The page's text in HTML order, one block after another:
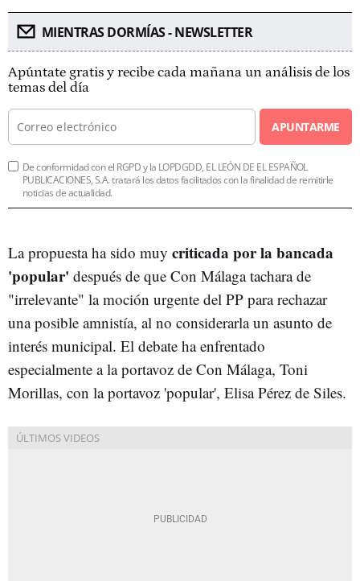
MIENTRAS DORMÍAS - NEWSLETTER
Apúntate gratis y recibe cada mañana un análisis de los
temas del día
APUNTARME
De conformidad con el RGPD y la LOPDGDD, EL LEÓN DE EL ESPAÑOL
PUBLICACIONES, S.A. tratará los datos facilitados con la finalidad de remitirle
noticias de actualidad.
La propuesta ha sido muy criticada por la bancada
'popular' después de que Con Málaga tachara de
"irrelevante" la moción urgente del PP para rechazar
una posible amnistía, al no considerarla un asunto de
interés municipal. El debate ha enfrentado
especialmente a la portavoz de Con Málaga, Toni
Morillas, con la portavoz 'popular', Elisa Pérez de Siles.